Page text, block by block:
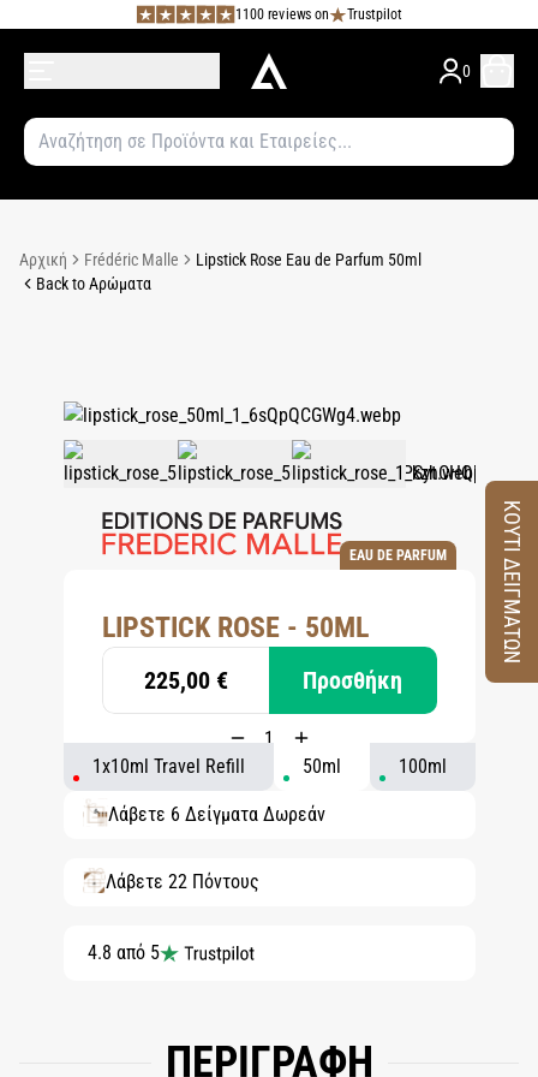
1100 reviews on Trustpilot
0
Αρχική Frédéric Malle
Lipstick Rose Eau de Parfum 50ml
Back to Αρώματα
EAU DE PARFUM
LIPSTICK ROSE - 50ML
225,00 € Προσθήκη
1x10ml Travel Refill 50ml 100ml
Λάβετε 6 Δείγματα Δωρεάν
Λάβετε 22 Πόντους
4.8 από 5
ΠΕΡΙΓΡΑΦΗ
ΚΟΥΤΙ ΔΕΙΓΜΑΤΩΝ